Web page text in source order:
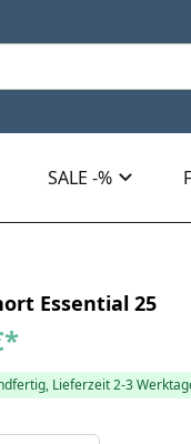
SALE -%
Essential 25
*
Lieferzeit 2-3